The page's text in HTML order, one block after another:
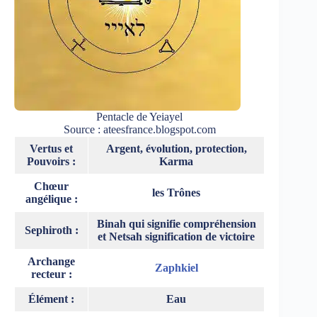
Pentacle de Yeiayel
Source : ateesfrance.blogspot.com
Vertus et
Pouvoirs :
Argent, évolution, protection,
Karma
Chœur
angélique :
les Trônes
Sephiroth :
Binah qui signifie compréhension
et Netsah signification de victoire
Archange
recteur :
Zaphkiel
Élément : Eau